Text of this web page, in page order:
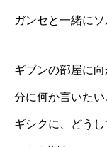
ガンセと一緒に
ギブンの部屋に
分に何か言いた
ギシクに、どう